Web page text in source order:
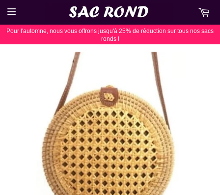
Pour l'automne, nous vous offrons jusqu'à 25% de réduction sur tous nos sacs
ronds !